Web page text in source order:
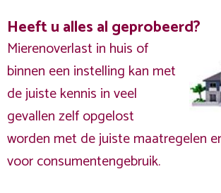
Heeft u alles al geprobeerd?
Mierenoverlast in huis of
binnen een instelling kan met
de juiste kennis in veel
gevallen zelf opgelost
worden met de juiste maatregelen
voor consumentengebruik.